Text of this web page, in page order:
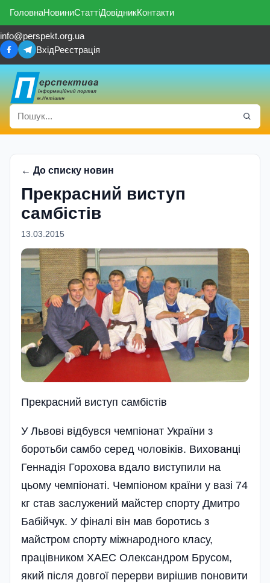
ГоловнаНовиниСтаттіДовідникКонтакти
info@perspekt.org.ua
ВхідРеєстрація
← До списку новин
Прекрасний виступ
самбiстiв
13.03.2015
Прекрасний виступ самбiстiв
У Львові відбувся чемпіонат України з
боротьби самбо серед чоловіків. Вихованці
Геннадія Горохова вдало виступили на
цьому чемпіонаті. Чемпіоном країни у вазі 74
кг став заслужений майстер спорту Дмитро
Бабійчук. У фіналі він мав боротись з
майстром спорту міжнародного класу,
працівником ХАЕС Олександром Брусом,
який після довгої перерви вирішив поновити